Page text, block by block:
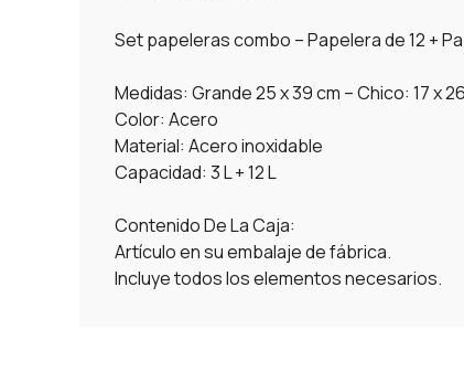
Set papeleras combo – Papelera de 12 +
Medidas: Grande 25 x 39 cm – Chico: 17 x
Color: Acero
Material: Acero inoxidable
Capacidad: 3 L + 12 L
Contenido De La Caja:
Artículo en su embalaje de fábrica.
Incluye todos los elementos necesarios.